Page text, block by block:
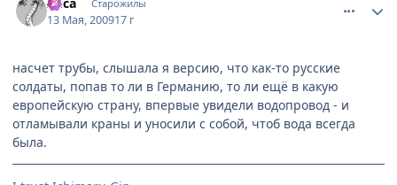
Старожилы
13 Мая, 200917 г
насчет трубы, слышала я версию, что как-то русские
солдаты, попав то ли в Германию, то ли ещё в какую
европейскую страну, впервые увидели водопровод - и
отламывали краны и уносили с собой, чтоб вода всегда
была.